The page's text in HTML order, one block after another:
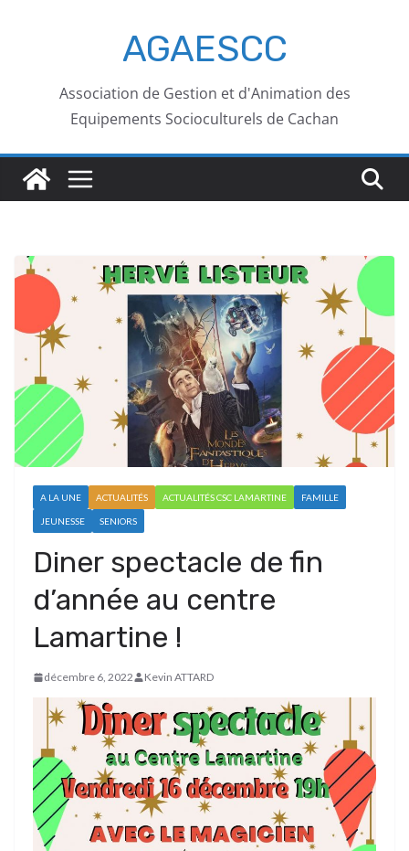
AGAESCC
Association de Gestion et d'Animation des
Equipements Socioculturels de Cachan
A LA UNE ACTUALITÉS ACTUALITÉS CSC LAMARTINE FAMILLE
JEUNESSE SENIORS
Diner spectacle de fin
d’année au centre
Lamartine !
décembre 6, 2022 Kevin ATTARD